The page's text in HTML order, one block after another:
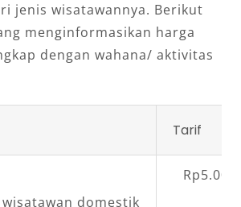
jenis wisatawannya. Berikut
menginformasikan harga
dengan wahana/ aktivitas
Tarif
domestik